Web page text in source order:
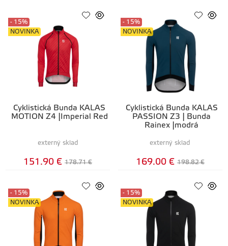
Cyklistická Bunda KALAS
MOTION Z4 |Imperial Red
- 15%
NOVINKA
externý sklad
151.90 € 178.71 €
Cyklistická Bunda KALAS
PASSION Z3 | Bunda
Rainex |modrá
- 15%
NOVINKA
externý sklad
169.00 € 198.82 €
- 15%
NOVINKA
- 15%
NOVINKA